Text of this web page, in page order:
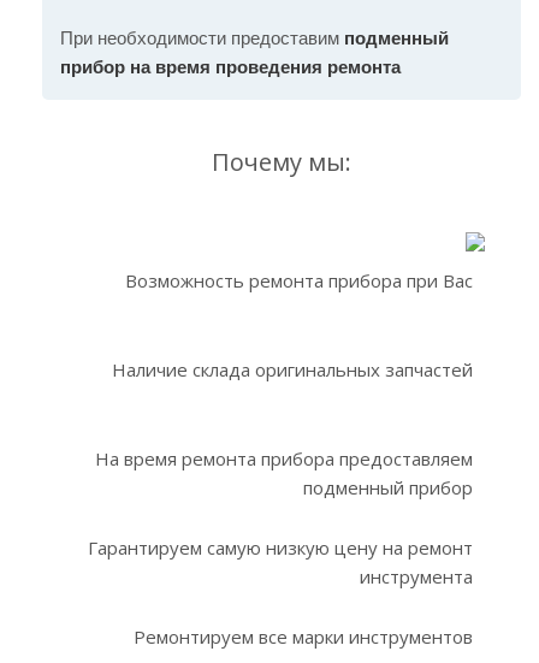
При необходимости предоставим подменный
прибор на время проведения ремонта
Почему мы:
Возможность ремонта прибора при Вас
Наличие склада оригинальных запчастей
На время ремонта прибора предоставляем
подменный прибор
Гарантируем самую низкую цену на ремонт
инструмента
Ремонтируем все марки инструментов